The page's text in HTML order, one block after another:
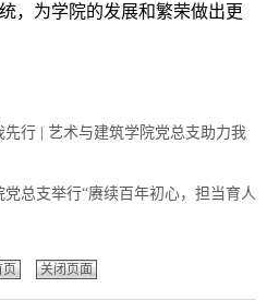
，为学院的发展和繁荣做出更
行 | 艺术与建筑学院党总支助力我
总支举行“赓续百年初心，担当育人
页 关闭页面